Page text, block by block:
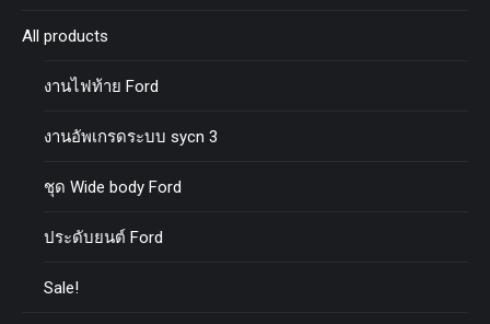
All products
งานไฟท้าย Ford
งานอัพเกรดระบบ sycn 3
ชุด Wide body Ford
ประดับยนต์ Ford
Sale!